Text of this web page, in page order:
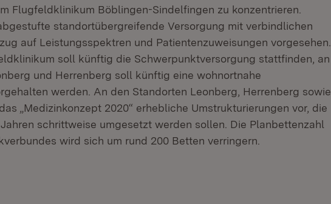
Flugfeldklinikum Böblingen-Sindelfingen zu konzentrieren.
standortübergreifende Versorgung mit verbindlichen
auf Leistungsspektren und Patientenzuweisungen vorgesehen.
soll künftig die Schwerpunktversorgung stattfinden, an
und Herrenberg soll künftig eine wohnortnahe
werden. An den Standorten Leonberg, Herrenberg sowie
„Medizinkonzept 2020“ erhebliche Umstrukturierungen vor, die
schrittweise umgesetzt werden sollen. Die Planbettenzahl
wird sich um rund 200 Betten verringern.